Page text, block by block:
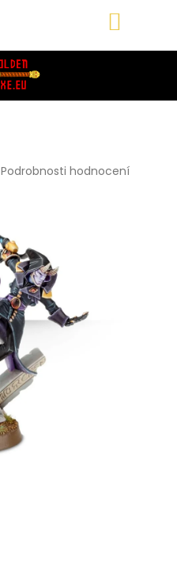
Podrobnosti hodnocení